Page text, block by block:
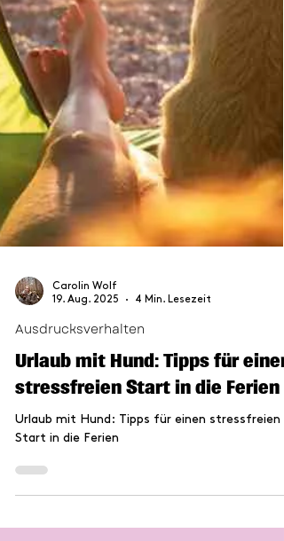
19. Aug. 2025
Ausdrucksverhalten
Urlaub mit Hund: Tipps für einen
stressfreien Start in die Ferien
Urlaub mit Hund: Tipps für einen stressfreien